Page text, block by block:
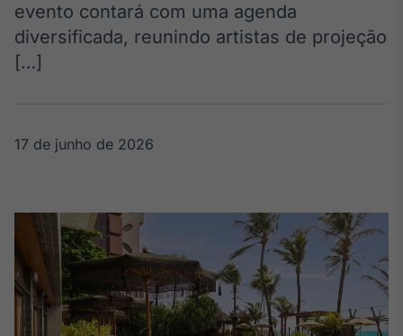
Os bastidores da
política em
tempo real
Broadcast
White Label
Plataforma para
conteúdos
personalizados
Soluções de Dados
evento contará com uma agenda
diversificada, reunindo artistas de projeção
[…]
17 de junho de 2026